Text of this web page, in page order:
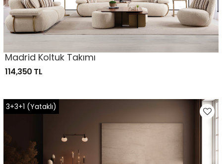
Madrid Koltuk Takımı
114,350 TL
3+3+1 (Yataklı)